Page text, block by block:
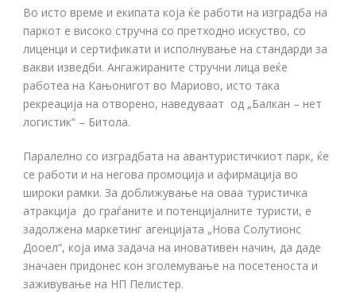
Во исто време и екипата која ќе работи на изградба на
паркот е високо стручна со претходно искуство, со
лиценци и сертификати и исполнување на стандарди за
вакви изведби. Ангажираните стручни лица веќе
работеа на Кањонигот во Мариово, исто така
рекреација на отворено, наведуваат од „Балкан – нет
логистик“ – Битола.
Паралелно со изградбата на авантуристичкиот парк, ќе
се работи и на негова промоција и афирмација во
широки рамки. За доближување на оваа туристичка
атракција до граѓаните и потенцијалните туристи, е
задолжена маркетинг агенцијата „Нова Солутионс
Дооел“, која има задача на иновативен начин, да даде
значаен придонес кон зголемување на посетеноста и
заживување на НП Пелистер.